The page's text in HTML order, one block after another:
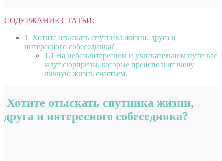
СОДЕРЖАНИЕ СТАТЬИ:
1
Хотите отыскать спутника жизни, друга и
интересного собеседника?
1.1 На небезынтересном и увлекательном пути вас
ждут сюрпризы, которые преисполнят вашу
личную жизнь счастьем.
Хотите отыскать спутника жизни,
друга и интересного собеседника?